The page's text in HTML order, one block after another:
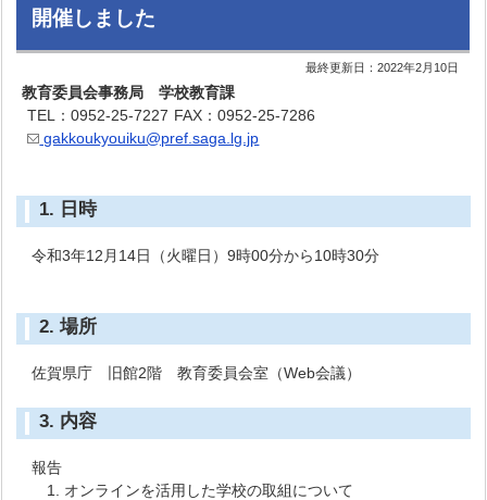
開催しました
最終更新日：2022年2月10日
教育委員会事務局 学校教育課
TEL：0952-25-7227 FAX：0952-25-7286
gakkoukyouiku@pref.saga.lg.jp
1. 日時
令和3年12月14日（火曜日）9時00分から10時30分
2. 場所
佐賀県庁 旧館2階 教育委員会室（Web会議）
3. 内容
報告
1. オンラインを活用した学校の取組について